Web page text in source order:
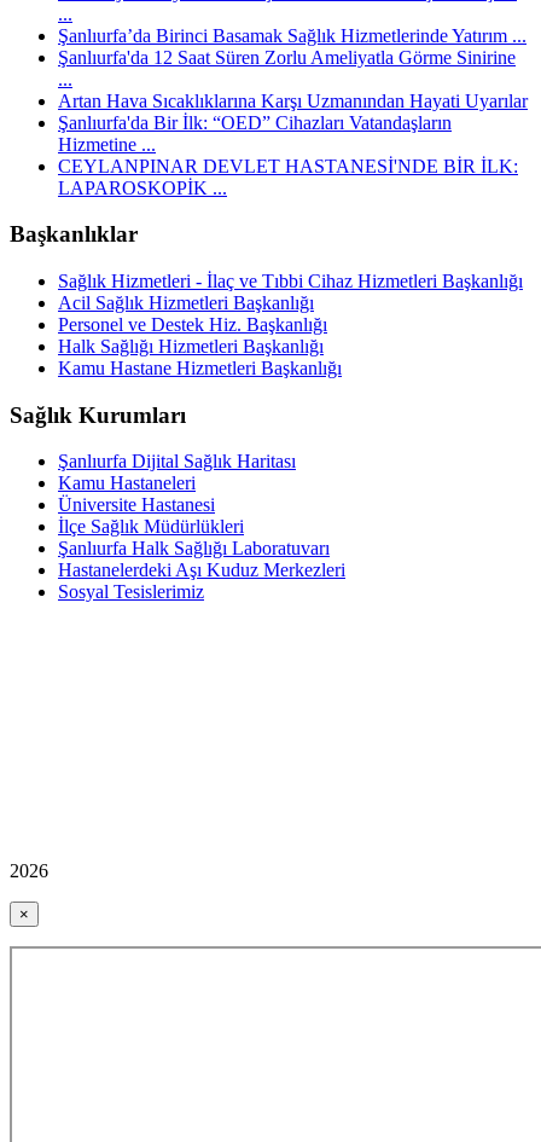
...
Şanlıurfa’da Birinci Basamak Sağlık Hizmetlerinde Yatırım ...
Şanlıurfa'da 12 Saat Süren Zorlu Ameliyatla Görme Sinirine
...
Artan Hava Sıcaklıklarına Karşı Uzmanından Hayati Uyarılar
Şanlıurfa'da Bir İlk: “OED” Cihazları Vatandaşların
Hizmetine ...
CEYLANPINAR DEVLET HASTANESİ'NDE BİR İLK:
LAPAROSKOPİK ...
Başkanlıklar
Sağlık Hizmetleri - İlaç ve Tıbbi Cihaz Hizmetleri Başkanlığı
Acil Sağlık Hizmetleri Başkanlığı
Personel ve Destek Hiz. Başkanlığı
Halk Sağlığı Hizmetleri Başkanlığı
Kamu Hastane Hizmetleri Başkanlığı
Sağlık Kurumları
Şanlıurfa Dijital Sağlık Haritası
Kamu Hastaneleri
Üniversite Hastanesi
İlçe Sağlık Müdürlükleri
Şanlıurfa Halk Sağlığı Laboratuvarı
Hastanelerdeki Aşı Kuduz Merkezleri
Sosyal Tesislerimiz
2026
×